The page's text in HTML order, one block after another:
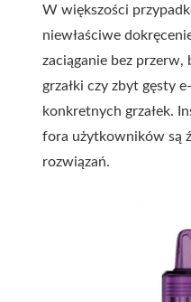
W większości
niewłaściwe
zaciąganie bez przerw,
grzałki czy zbyt gęsty
konkretnych grzałek.
fora użytkowników są
rozwiązań.